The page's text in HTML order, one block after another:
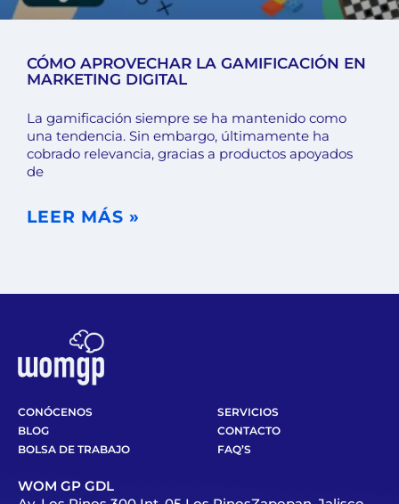
CÓMO APROVECHAR LA GAMIFICACIÓN EN
MARKETING DIGITAL
La gamificación siempre se ha mantenido como
una tendencia. Sin embargo, últimamente ha
cobrado relevancia, gracias a productos apoyados
de
LEER MÁS »
CONÓCENOS
SERVICIOS
BLOG
CONTACTO
BOLSA DE TRABAJO
FAQ’S
WOM GP GDL